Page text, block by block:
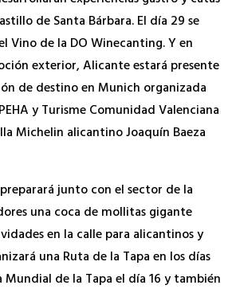
de Santa Bárbara. El día 29 se
Vino de la DO Winecanting. Y en
exterior, Alicante estará presente
de destino en Munich organizada
y Turisme Comunidad Valenciana
Michelin alicantino Joaquín Baeza
junto con el sector de la
una coca de mollitas gigante
en la calle para alicantinos y
una Ruta de la Tapa en los días
Mundial de la Tapa el día 16 y también